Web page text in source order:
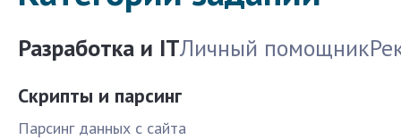
Разработка и ITЛичный помощник
Скрипты и парсинг
Парсинг данных с сайта